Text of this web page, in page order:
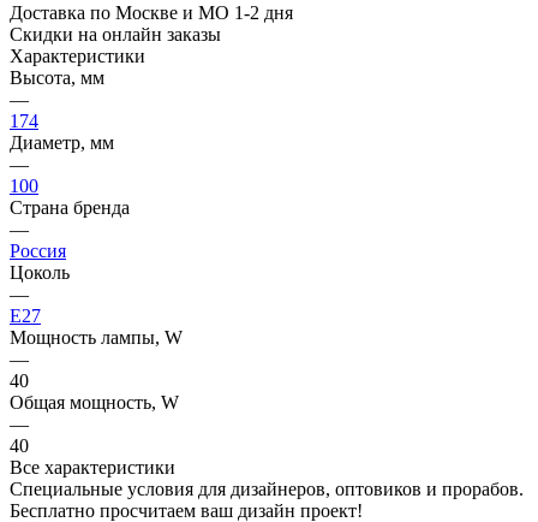
Доставка по Москве и МО 1-2 дня
Скидки на онлайн заказы
Характеристики
Высота, мм
—
174
Диаметр, мм
—
100
Страна бренда
—
Россия
Цоколь
—
E27
Мощность лампы, W
—
40
Общая мощность, W
—
40
Все характеристики
Специальные условия для дизайнеров, оптовиков и прорабов.
Бесплатно просчитаем ваш дизайн проект!